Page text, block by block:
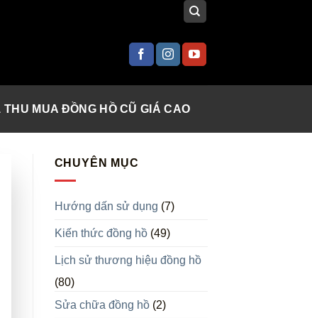
THU MUA ĐỒNG HỒ CŨ GIÁ CAO
CHUYÊN MỤC
Hướng dấn sử dụng (7)
Kiến thức đồng hồ(49)
Lịch sử thương hiệu đồng hồ
(80)
Sửa chữa đồng hồ(2)